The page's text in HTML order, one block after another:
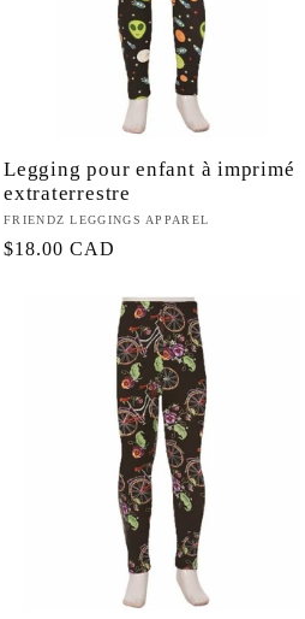
Legging pour enfant à imprimé
extraterrestre
Fournisseur :
FRIENDZ LEGGINGS APPAREL
Prix
$18.00 CAD